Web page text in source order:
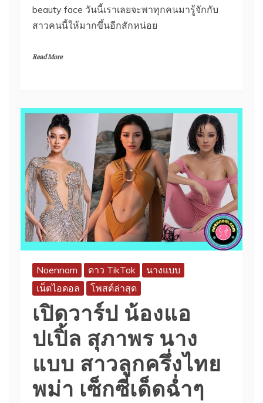
beauty face วันนี้เราเลยจะพาทุกคนมารู้จักกับ
สาวคนนี้ให้มากขึ้นอีกสักหน่อย
Read More
Noennom ดาว TikTok
นางแบบ
เน็ตไอดอล
โพสต์ล่าสุด
เปิดวาร์ป น้องแอ
ปเปิ้ล สุภาพร นาง
แบบ สาวลูกครึ่งไทย
พม่า เซ็กซี่เด็ดฉ่ำๆ